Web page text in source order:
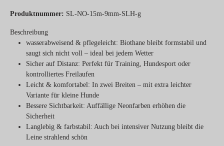
Produktnummer: SL-NO-15m-9mm-SLH-g
Beschreibung
wasserabweisend & pflegeleicht: Biothane bleibt formstabil und
saugt sich nicht voll – ideal bei jedem Wetter
Sicher auf Distanz: Perfekt für Training, Hundesport oder
kontrolliertes Freilaufen
Leicht & komfortabel: In zwei Breiten – mit extra leichter
Variante für kleine Hunde
Bessere Sichtbarkeit: Auffällige Neonfarben erhöhen die
Sicherheit
Langlebig & farbstabil: Auch bei intensiver Nutzung bleibt die
Leine strahlend schön